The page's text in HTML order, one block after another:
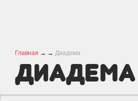
Главная → → Диадема
Диадема